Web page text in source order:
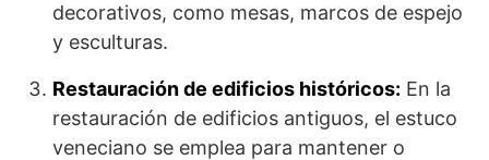
decorativos, como mesas, marcos de espejo
y esculturas.
Restauración de edificios históricos: En la
restauración de edificios antiguos, el estuco
veneciano se emplea para mantener o